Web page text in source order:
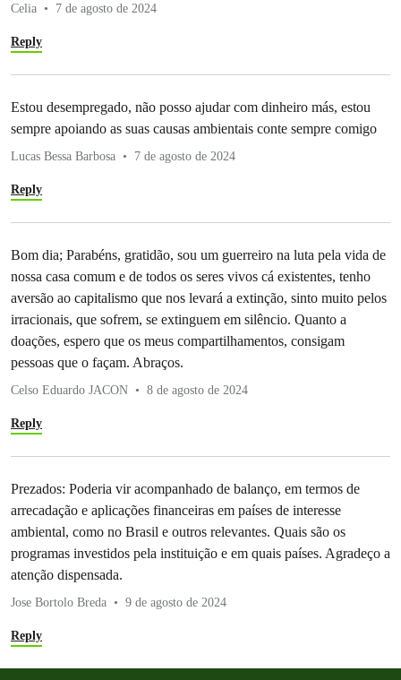
Celia 7 de agosto de 2024
Reply
Estou desempregado, não posso ajudar com dinheiro más, estou
sempre apoiando as suas causas ambientais conte sempre comigo
Lucas Bessa Barbosa 7 de agosto de 2024
Reply
Bom dia; Parabéns, gratidão, sou um guerreiro na luta pela vida de
nossa casa comum e de todos os seres vivos cá existentes, tenho
aversão ao capitalismo que nos levará a extinção, sinto muito pelos
irracionais, que sofrem, se extinguem em silêncio. Quanto a
doações, espero que os meus compartilhamentos, consigam
pessoas que o façam. Abraços.
Celso Eduardo JACON 8 de agosto de 2024
Reply
Prezados: Poderia vir acompanhado de balanço, em termos de
arrecadação e aplicações financeiras em países de interesse
ambiental, como no Brasil e outros relevantes. Quais são os
programas investidos pela instituição e em quais países. Agradeço a
atenção dispensada.
Jose Bortolo Breda 9 de agosto de 2024
Reply